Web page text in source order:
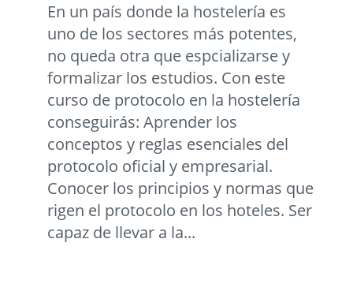
En un país donde la hostelería es
uno de los sectores más potentes,
no queda otra que espcializarse y
formalizar los estudios. Con este
curso de protocolo en la hostelería
conseguirás: Aprender los
conceptos y reglas esenciales del
protocolo oficial y empresarial.
Conocer los principios y normas que
rigen el protocolo en los hoteles. Ser
capaz de llevar a la...